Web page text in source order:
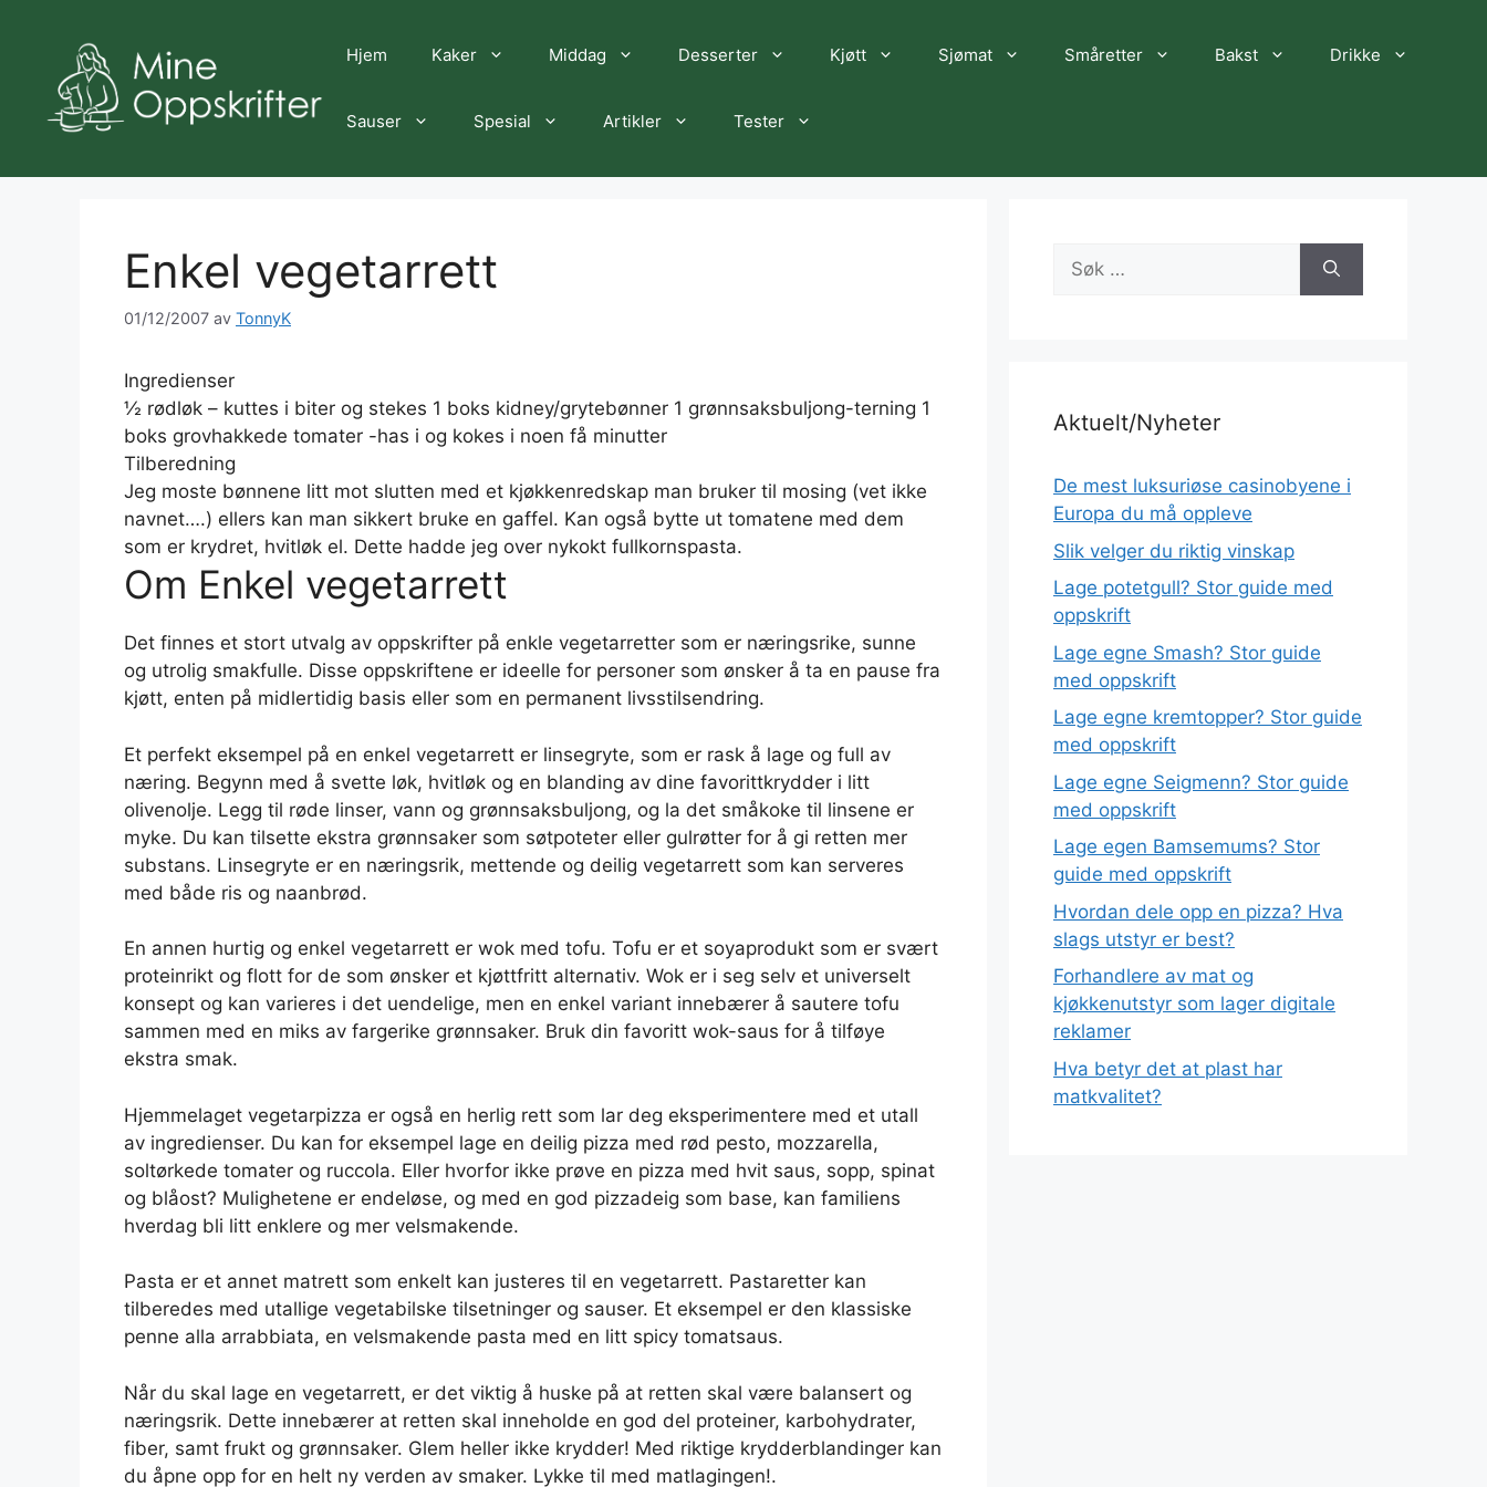
Hjem Kaker Middag Desserter Kjøtt Sjømat Småretter Bakst Drikke
Sauser Spesial Artikler Tester
Enkel vegetarrett
01/12/2007 av TonnyK
Ingredienser
½ rødløk – kuttes i biter og stekes 1 boks kidney/grytebønner 1 grønnsaksbuljong-terning 1
boks grovhakkede tomater -has i og kokes i noen få minutter
Tilberedning
Jeg moste bønnene litt mot slutten med et kjøkkenredskap man bruker til mosing (vet ikke
navnet….) ellers kan man sikkert bruke en gaffel. Kan også bytte ut tomatene med dem
som er krydret, hvitløk el. Dette hadde jeg over nykokt fullkornspasta.
Om Enkel vegetarrett
Det finnes et stort utvalg av oppskrifter på enkle vegetarretter som er næringsrike, sunne
og utrolig smakfulle. Disse oppskriftene er ideelle for personer som ønsker å ta en pause fra
kjøtt, enten på midlertidig basis eller som en permanent livsstilsendring.
Et perfekt eksempel på en enkel vegetarrett er linsegryte, som er rask å lage og full av
næring. Begynn med å svette løk, hvitløk og en blanding av dine favorittkrydder i litt
olivenolje. Legg til røde linser, vann og grønnsaksbuljong, og la det småkoke til linsene er
myke. Du kan tilsette ekstra grønnsaker som søtpoteter eller gulrøtter for å gi retten mer
substans. Linsegryte er en næringsrik, mettende og deilig vegetarrett som kan serveres
med både ris og naanbrød.
En annen hurtig og enkel vegetarrett er wok med tofu. Tofu er et soyaprodukt som er svært
proteinrikt og flott for de som ønsker et kjøttfritt alternativ. Wok er i seg selv et universelt
konsept og kan varieres i det uendelige, men en enkel variant innebærer å sautere tofu
sammen med en miks av fargerike grønnsaker. Bruk din favoritt wok-saus for å tilføye
ekstra smak.
Hjemmelaget vegetarpizza er også en herlig rett som lar deg eksperimentere med et utall
av ingredienser. Du kan for eksempel lage en deilig pizza med rød pesto, mozzarella,
soltørkede tomater og ruccola. Eller hvorfor ikke prøve en pizza med hvit saus, sopp, spinat
og blåost? Mulighetene er endeløse, og med en god pizzadeig som base, kan familiens
hverdag bli litt enklere og mer velsmakende.
Pasta er et annet matrett som enkelt kan justeres til en vegetarrett. Pastaretter kan
tilberedes med utallige vegetabilske tilsetninger og sauser. Et eksempel er den klassiske
penne alla arrabbiata, en velsmakende pasta med en litt spicy tomatsaus.
Når du skal lage en vegetarrett, er det viktig å huske på at retten skal være balansert og
næringsrik. Dette innebærer at retten skal inneholde en god del proteiner, karbohydrater,
fiber, samt frukt og grønnsaker. Glem heller ikke krydder! Med riktige krydderblandinger kan
du åpne opp for en helt ny verden av smaker. Lykke til med matlagingen!.
Søk
etter:
Aktuelt/Nyheter
De mest luksuriøse casinobyene i
Europa du må oppleve
Slik velger du riktig vinskap
Lage potetgull? Stor guide med
oppskrift
Lage egne Smash? Stor guide
med oppskrift
Lage egne kremtopper? Stor guide
med oppskrift
Lage egne Seigmenn? Stor guide
med oppskrift
Lage egen Bamsemums? Stor
guide med oppskrift
Hvordan dele opp en pizza? Hva
slags utstyr er best?
Forhandlere av mat og
kjøkkenutstyr som lager digitale
reklamer
Hva betyr det at plast har
matkvalitet?